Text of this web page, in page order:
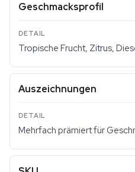
Geschmacksprofil
Tropische Frucht, Zitrus,
Auszeichnungen
Mehrfach prämiert für